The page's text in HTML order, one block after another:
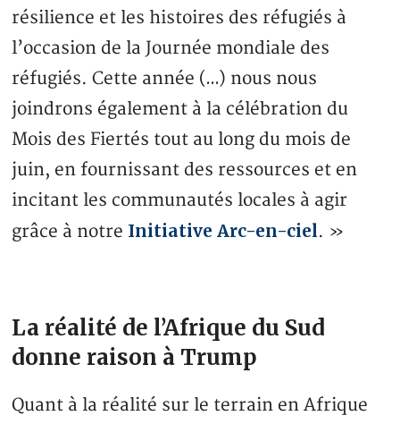
résilience et les histoires des réfugiés à
l’occasion de la Journée mondiale des
réfugiés. Cette année (…) nous nous
joindrons également à la célébration du
Mois des Fiertés tout au long du mois de
juin, en fournissant des ressources et en
incitant les communautés locales à agir
grâce à notre Initiative Arc-en-ciel. »
La réalité de l’Afrique du Sud
donne raison à Trump
Quant à la réalité sur le terrain en Afrique